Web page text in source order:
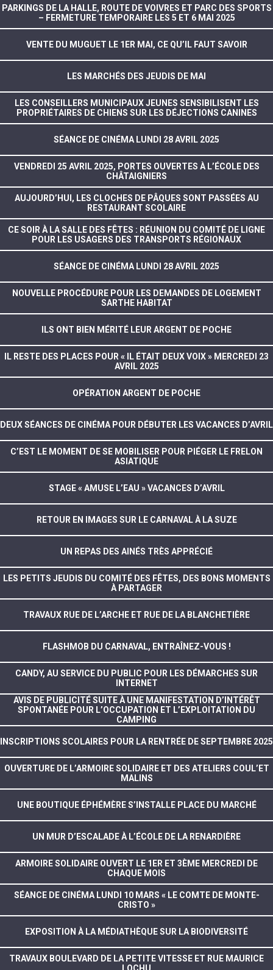
PARKINGS DE LA HALLE, ROUTE DE VOIVRES ET PARC DES SPORTS
– FERMETURE TEMPORAIRE LES 5 ET 6 MAI 2025
VENTE DU MUGUET LE 1ER MAI, CE QU’IL FAUT SAVOIR
LES MARCHÉS DES JEUDIS DE MAI
LES CONSEILLERS MUNICIPAUX JEUNES SENSIBILISENT LES
PROPRIÉTAIRES DE CHIENS SUR LES DÉJECTIONS CANINES
SÉANCE DE CINÉMA LUNDI 28 AVRIL 2025
VENDREDI 25 AVRIL 2025, PORTES OUVERTES À L’ÉCOLE DES
CHÂTAIGNIERS
AUJOURD’HUI, LES CLOCHES DE PÂQUES SONT PASSÉES AU
RESTAURANT SCOLAIRE
CE SOIR À LA SALLE DES FÊTES : RÉUNION DU COMITÉ DE LIGNE
POUR LES USAGERS DES TRANSPORTS RÉGIONAUX
SÉANCE DE CINÉMA LUNDI 28 AVRIL 2025
NOUVELLE PROCÉDURE POUR LES DEMANDES DE LOGEMENT
SARTHE HABITAT
ILS ONT BIEN MÉRITÉ LEUR ARGENT DE POCHE
IL RESTE DES PLACES POUR « IL ÉTAIT DEUX VOIX » MERCREDI 23
AVRIL 2025
OPÉRATION ARGENT DE POCHE
DEUX SÉANCES DE CINÉMA POUR DÉBUTER LES VACANCES D’AVRIL
C’EST LE MOMENT DE SE MOBILISER POUR PIÉGER LE FRELON
ASIATIQUE
STAGE « AMUSE L’EAU » VACANCES D’AVRIL
RETOUR EN IMAGES SUR LE CARNAVAL À LA SUZE
UN REPAS DES AINÉS TRÈS APPRÉCIÉ
LES PETITS JEUDIS DU COMITÉ DES FÊTES, DES BONS MOMENTS
À PARTAGER
TRAVAUX RUE DE L’ARCHE ET RUE DE LA BLANCHETIÈRE
FLASHMOB DU CARNAVAL, ENTRAÎNEZ-VOUS !
CANDY, AU SERVICE DU PUBLIC POUR LES DÉMARCHES SUR
INTERNET
AVIS DE PUBLICITÉ SUITE À UNE MANIFESTATION D’INTÉRÊT
SPONTANÉE POUR L’OCCUPATION ET L’EXPLOITATION DU
CAMPING
INSCRIPTIONS SCOLAIRES POUR LA RENTRÉE DE SEPTEMBRE 2025
OUVERTURE DE L’ARMOIRE SOLIDAIRE ET DES ATELIERS COUL’ET
MALINS
UNE BOUTIQUE ÉPHÉMÈRE S’INSTALLE PLACE DU MARCHÉ
UN MUR D’ESCALADE À L’ÉCOLE DE LA RENARDIÈRE
ARMOIRE SOLIDAIRE OUVERT LE 1ER ET 3ÈME MERCREDI DE
CHAQUE MOIS
SÉANCE DE CINÉMA LUNDI 10 MARS « LE COMTE DE MONTE-
CRISTO »
EXPOSITION À LA MÉDIATHÈQUE SUR LA BIODIVERSITÉ
TRAVAUX BOULEVARD DE LA PETITE VITESSE ET RUE MAURICE